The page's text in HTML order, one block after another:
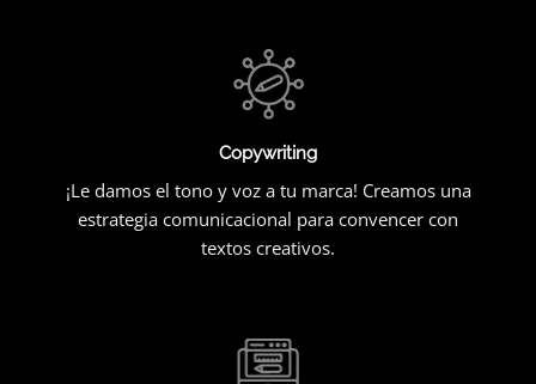
Copywriting
¡Le damos el tono y voz a tu marca! Creamos una
estrategia comunicacional para convencer con
textos creativos.